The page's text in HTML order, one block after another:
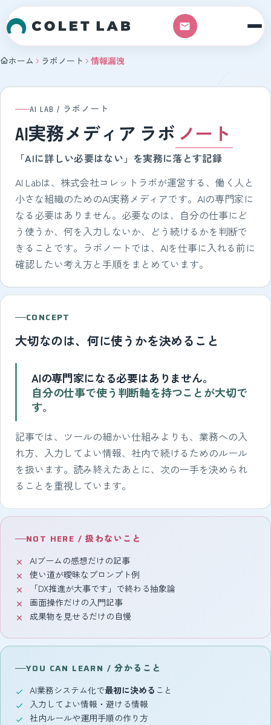
本文へスキップ
ホーム ラボノート 情報漏洩
AI LAB
AI LAB / ラボノート
AI実務メディア ラボ ノート
「AIに詳しい必要はない」を実務に落とす記録
AI Labは、株式会社コレットラボが運営する、働く人と
小さな組織のためのAI実務メディアです。AIの専門家に
なる必要はありません。必要なのは、自分の仕事にど
う使うか、何を入力しないか、どう続けるかを判断で
きることです。ラボノートでは、AIを仕事に入れる前に
確認したい考え方と手順をまとめています。
CONCEPT
大切なのは、何に使うかを決めること
AIの専門家になる必要はありません。
自分の仕事で使う判断軸を持つことが大切で
す。
記事では、ツールの細かい仕組みよりも、業務への入
れ方、入力してよい情報、社内で続けるためのルール
を扱います。読み終えたあとに、次の一手を決められ
ることを重視しています。
NOT HERE / 扱わないこと
AIブームの感想だけの記事
使い道が曖昧なプロンプト例
「DX推進が大事です」で終わる抽象論
画面操作だけの入門記事
成果物を見せるだけの自慢
YOU CAN LEARN / 分かること
AI業務システム化で最初に決める こと
入力してよい情報・避ける情報
社内ルールや運用手順の作り方